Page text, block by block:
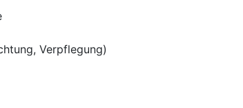
Verpflegung)